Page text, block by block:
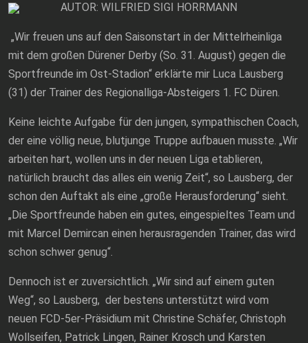
AUTOR: WILFRIED SIGI HORRMANN
„Wir freuen uns auf den Saisonstart in der Mittelrheinliga
mit dem großen Dürener Derby (So. 31. August) gegen die
Sportfreunde im Ost-Stadion“ erklärte mir Luca Lausberg
(31) der Trainer des Regionalliga-Absteigers 1. FC Düren.
Keine leichte Aufgabe für den jungen, sympathischen Coach,
der eine völlig neue, blutjunge Truppe aufbauen musste. „Wir
arbeiten hart, wollen uns in der neuen Liga etablieren,
natürlich braucht das alles ein wenig Zeit“, so Lausberg, der
schon den Auftakt als eine „große Herausforderung“ sieht.
„Die Sportfreunde haben ein gutes, eingespieltes Team und
mit Marcel Demircan einen herausragenden Trainer, das wird
schon schwer genug“.
Dennoch ist er zuversichtlich. „Wir sind auf einem guten
Weg“, so Lausberg, der bestens unterstützt wird vom
neuen FCD-5er-Präsidium mit Christine Schäfer, Christoph
Wollseifen, Patrick Lingen, Rainer Krosch und Karsten